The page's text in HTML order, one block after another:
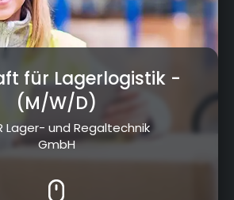
für Lagerlogistik-
(M/W/D)
Lager- und Regaltechnik
GmbH